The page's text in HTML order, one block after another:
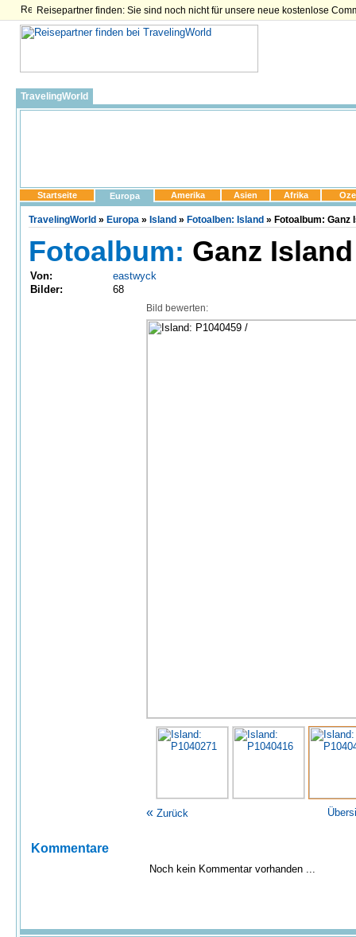
Reisepartner finden: Sie sind noch nicht für unsere neue kostenlose
TravelingWorld
Startseite Europa Amerika Asien Afrika
TravelingWorld » Europa » Island » Fotoalben: Island » Fotoalbum: Ganz
Fotoalbum: Ganz
Von:
eastwyck
Bilder:
68
Bild bewerten:
« Zurück
Kommentare
Noch kein Kommentar vorhanden ...